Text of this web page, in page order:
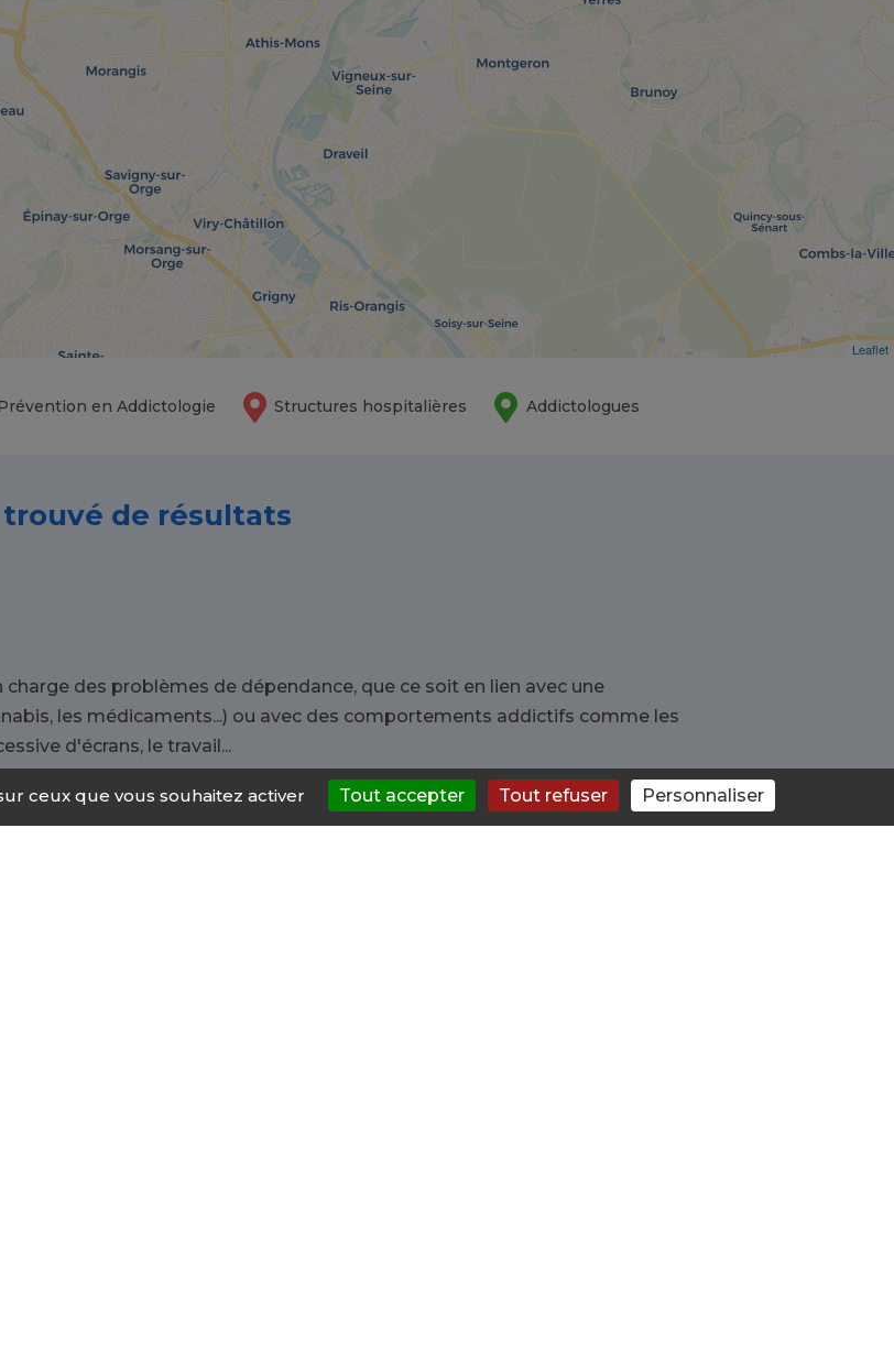
Leaflet
en Addictologie Structures hospitalières Addictologues
trouvé de résultats
charge des problèmes de dépendance, que ce soit en lien avec une
les médicaments...) ou avec des comportements addictifs comme les
d'écrans, le travail...
CSAPA à Senonches ?
ceux que vous souhaitez activer Tout accepter Tout refuser Personnaliser